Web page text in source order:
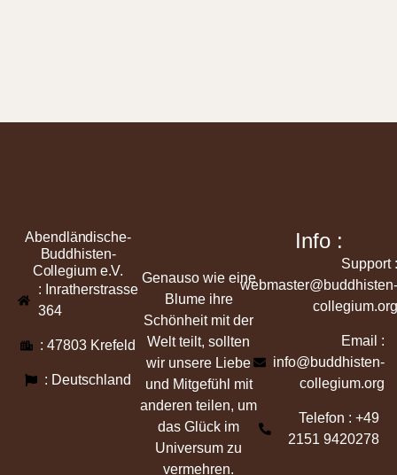
Abendländische-
Buddhisten-
Collegium e.V.
: Inratherstrasse
364
: 47803 Krefeld
: Deutschland
Genauso wie eine
Blume ihre
Schönheit mit der
Welt teilt, sollten
wir unsere Liebe
und Mitgefühl mit
anderen teilen, um
das Glück im
Universum zu
vermehren.
Info :
Support :
webmaster@buddhisten-
collegium.org
Email :
info@buddhisten-
collegium.org
Telefon : +49
2151 9420278